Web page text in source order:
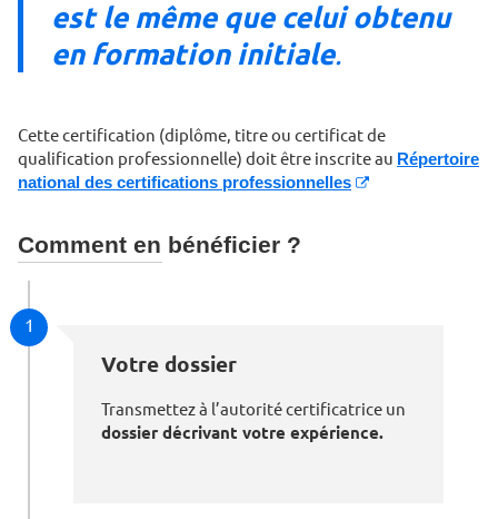
est le même que celui obtenu
en formation initiale.
Cette certification (diplôme, titre ou certificat de
qualification professionnelle) doit être inscrite au Répertoire
national des certifications professionnelles
Comment en bénéficier ?
1
Votre dossier
Transmettez à l’autorité certificatrice un
dossier décrivant votre expérience.